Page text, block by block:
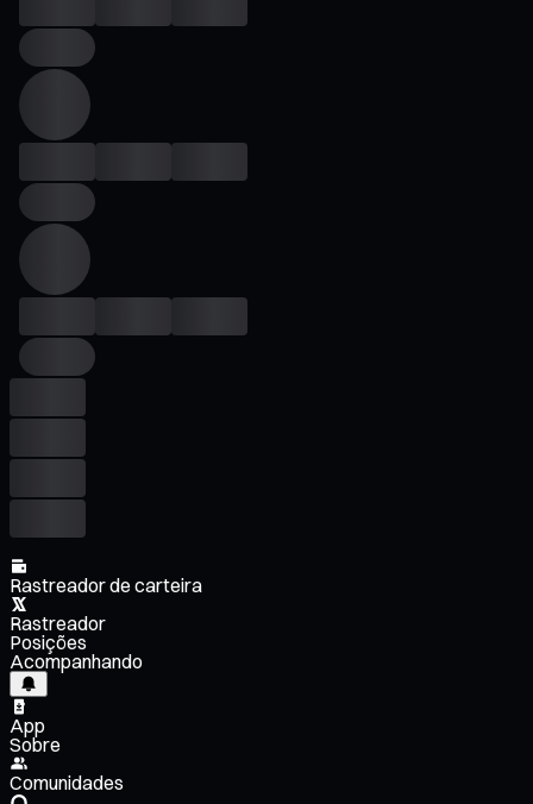
Rastreador de carteira
Rastreador
Posições
Acompanhando
App
Sobre
Comunidades